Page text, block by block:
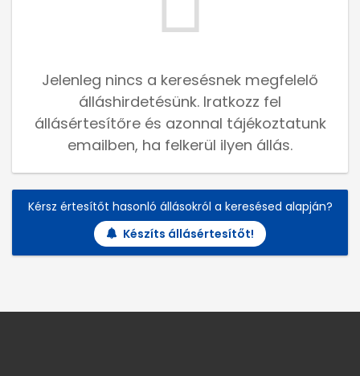
Jelenleg nincs a keresésnek megfelelő
álláshirdetésünk. Iratkozz fel
állásértesítőre és azonnal tájékoztatunk
emailben, ha felkerül ilyen állás.
Kérsz értesítőt hasonló állásokról a keresésed alapján?
Készíts állásértesítőt!